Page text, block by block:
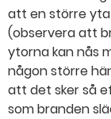
att en större
(observera att
ytorna kan nås
någon större
att det sker så
som branden